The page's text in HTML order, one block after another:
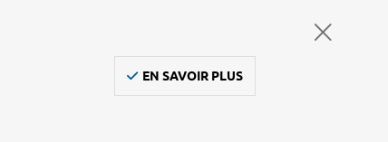
EN SAVOIR PLUS